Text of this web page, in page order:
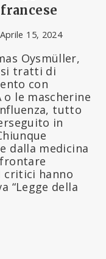
Aprile 15, 2024
Oysmüller,
si tratti di
con
o le mascherine
tutto
in
dalla medicina
critici hanno
“Legge della